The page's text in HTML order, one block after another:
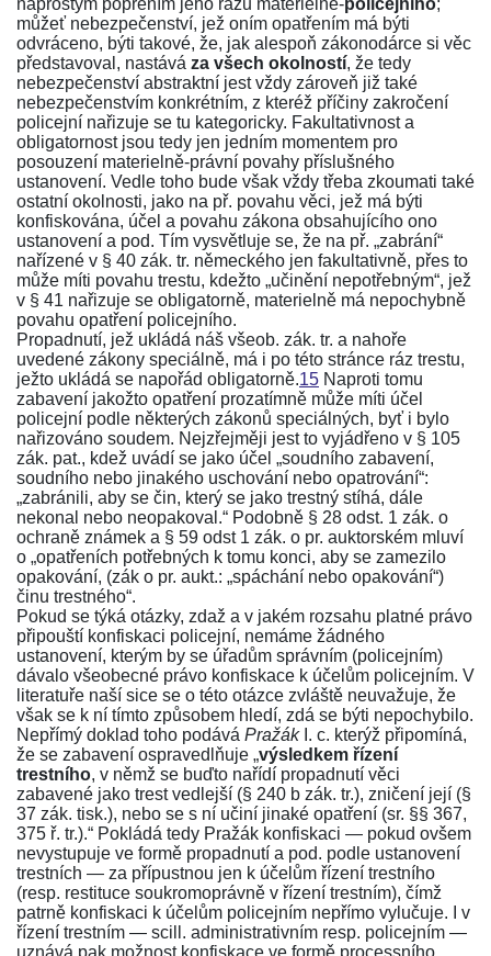
naprostým popřením jeho rázu materielně-policejního;
můžeť nebezpečenství, jež oním opatřením má býti
odvráceno, býti takové, že, jak alespoň zákonodárce si věc
představoval, nastává za všech okolností, že tedy
nebezpečenství abstraktní jest vždy zároveň již také
nebezpečenstvím konkrétním, z kteréž příčiny zakročení
policejní nařizuje se tu kategoricky. Fakultativnost a
obligatornost jsou tedy jen jedním momentem pro
posouzení materielně-právní povahy příslušného
ustanovení. Vedle toho bude však vždy třeba zkoumati také
ostatní okolnosti, jako na př. povahu věci, jež má býti
konfiskována, účel a povahu zákona obsahujícího ono
ustanovení a pod. Tím vysvětluje se, že na př. „zabrání“
nařízené v § 40 zák. tr. německého jen fakultativně, přes to
může míti povahu trestu, kdežto „učinění nepotřebným“, jež
v § 41 nařizuje se obligatorně, materielně má nepochybně
povahu opatření policejního.
Propadnutí, jež ukládá náš všeob. zák. tr. a nahoře
uvedené zákony speciálně, má i po této stránce ráz trestu,
ježto ukládá se napořád obligatorně.15 Naproti tomu
zabavení jakožto opatření prozatímně může míti účel
policejní podle některých zákonů speciálných, byť i bylo
nařizováno soudem. Nejzřejměji jest to vyjádřeno v § 105
zák. pat., kdež uvádí se jako účel „soudního zabavení,
soudního nebo jinakého uschování nebo opatrování“:
„zabránili, aby se čin, který se jako trestný stíhá, dále
nekonal nebo neopakoval.“ Podobně § 28 odst. 1 zák. o
ochraně známek a § 59 odst 1 zák. o pr. auktorském mluví
o „opatřeních potřebných k tomu konci, aby se zamezilo
opakování, (zák o pr. aukt.: „spáchání nebo opakování“)
činu trestného“.
Pokud se týká otázky, zdaž a v jakém rozsahu platné právo
připouští konfiskaci policejní, nemáme žádného
ustanovení, kterým by se úřadům správním (policejním)
dávalo všeobecné právo konfiskace k účelům policejním. V
literatuře naší sice se o této otázce zvláště neuvažuje, že
však se k ní tímto způsobem hledí, zdá se býti nepochybilo.
Nepřímý doklad toho podává PražákI. c. kterýž připomíná,
že se zabavení ospravedlňuje „výsledkem řízení
trestního, v němž se buďto nařídí propadnutí věci
zabavené jako trest vedlejší (§ 240 b zák. tr.), zničení její (§
37 zák. tisk.), nebo se s ní učiní jinaké opatření (sr. §§ 367,
375 ř. tr.).“ Pokládá tedy Pražák konfiskaci — pokud ovšem
nevystupuje ve formě propadnutí a pod. podle ustanovení
trestních — za přípustnou jen k účelům řízení trestního
(resp. restituce soukromoprávně v řízení trestním), čímž
patrně konfiskaci k účelům policejním nepřímo vylučuje. I v
řízení trestním — scill. administrativním resp. policejním —
uznává pak možnost konfiskace ve formě processního